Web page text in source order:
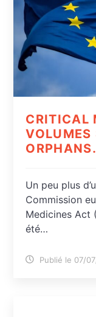
CRITICAL
VOLUMES
Un peu plus
Commission
Medicines Act
été…
Publié le 07/